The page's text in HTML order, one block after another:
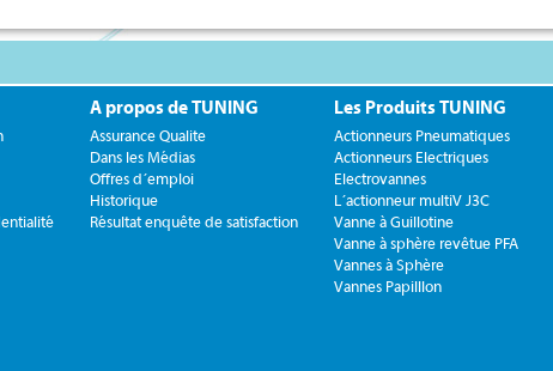
A propos de TUNING
Assurance Qualite
Dans les Médias
Offres d´emploi
Historique
Résultat enquête de satisfaction
Les Produits TUNING
Actionneurs Pneumatiques
Actionneurs Electriques
Electrovannes
L´actionneur multiV J3C
Vanne à Guillotine
Vanne à sphère revêtue PFA
Vannes à Sphère
Vannes Papilllon